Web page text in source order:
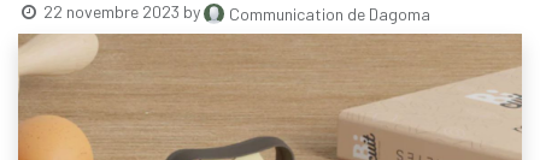
22 novembre 2023 by Communication de Dagoma